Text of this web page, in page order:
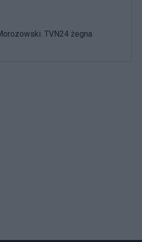
TVN24 żegna